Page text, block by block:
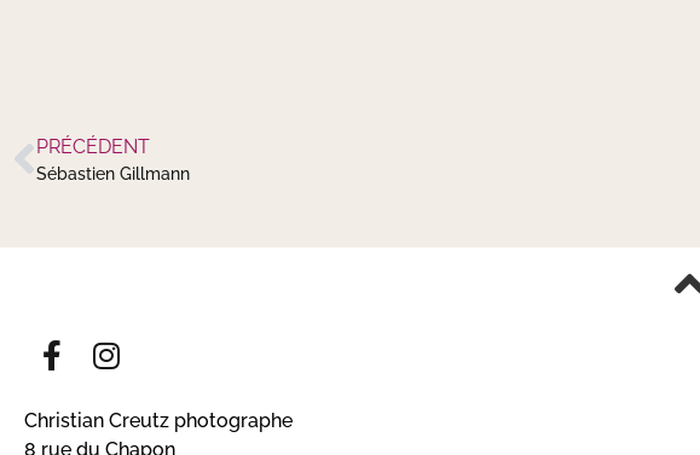
PRÉCÉDENT
Sébastien Gillmann
Christian Creutz photographe
8 rue du Chapon